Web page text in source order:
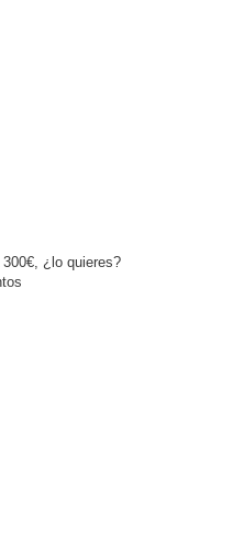
¿lo quieres?